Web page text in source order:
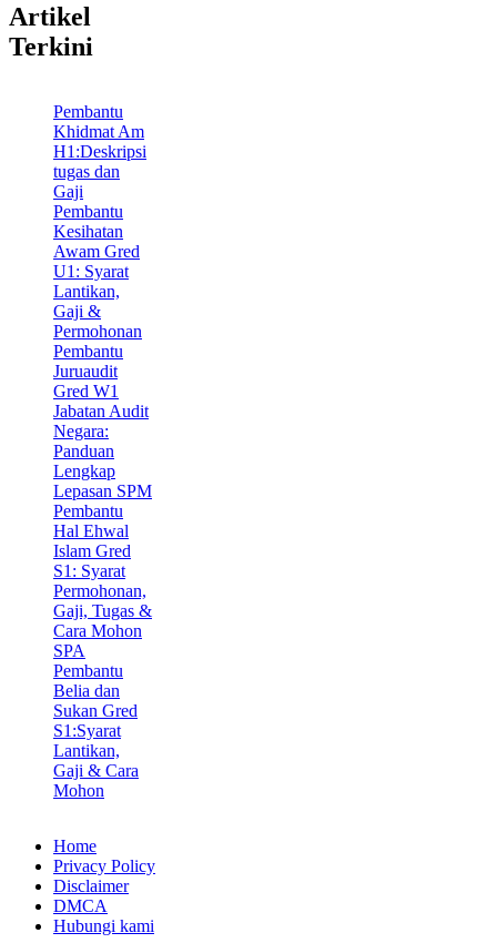
Artikel
Terkini
Pembantu
Khidmat Am
H1:Deskripsi
tugas dan
Gaji
Pembantu
Kesihatan
Awam Gred
U1: Syarat
Lantikan,
Gaji &
Permohonan
Pembantu
Juruaudit
Gred W1
Jabatan Audit
Negara:
Panduan
Lengkap
Lepasan SPM
Pembantu
Hal Ehwal
Islam Gred
S1: Syarat
Permohonan,
Gaji, Tugas &
Cara Mohon
SPA
Pembantu
Belia dan
Sukan Gred
S1:Syarat
Lantikan,
Gaji & Cara
Mohon
Home
Privacy Policy
Disclaimer
DMCA
Hubungi kami